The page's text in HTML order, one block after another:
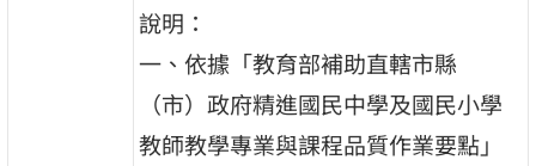
說明：
一、依據「教育部補助直轄市縣
（市）政府精進國民中學及國民小學
教師教學專業與課程品質作業要點」